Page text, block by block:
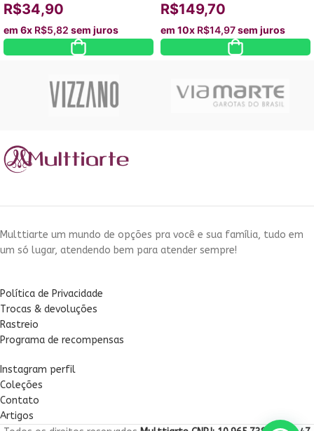
R$34,90
em 6x R$5,82 sem juros
R$149,70
em 10x R$14,97sem juros
Multtiarte um mundo de opções pra você e sua família, tudo em
um só lugar, atendendo bem para atender sempre!
Política de Privacidade
Trocas & devoluções
Rastreio
Programa de recompensas
Instagram perfil
Coleções
Contato
Artigos